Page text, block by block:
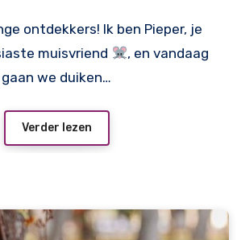
ontdekkers! Ik ben Pieper, je
muisvriend
, en vandaag
gaan we duiken…
Verder lezen